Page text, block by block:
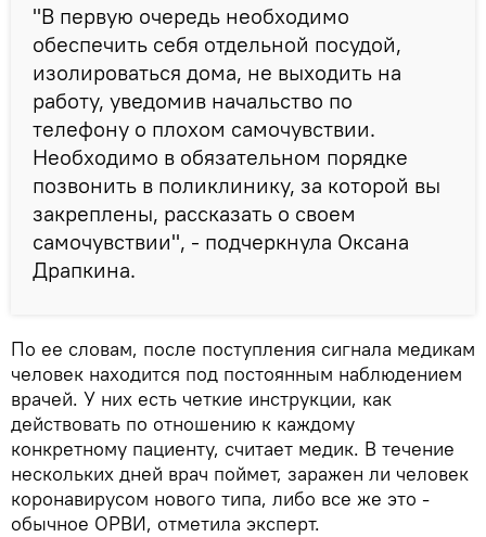
"В первую очередь необходимо
обеспечить себя отдельной посудой,
изолироваться дома, не выходить на
работу, уведомив начальство по
телефону о плохом самочувствии.
Необходимо в обязательном порядке
позвонить в поликлинику, за которой вы
закреплены, рассказать о своем
самочувствии", - подчеркнула Оксана
Драпкина.
По ее словам, после поступления сигнала медикам
человек находится под постоянным наблюдением
врачей. У них есть четкие инструкции, как
действовать по отношению к каждому
конкретному пациенту, считает медик. В течение
нескольких дней врач поймет, заражен ли человек
коронавирусом нового типа, либо все же это -
обычное ОРВИ, отметила эксперт.